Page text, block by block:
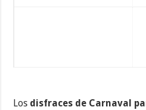
Los disfraces de Carnaval